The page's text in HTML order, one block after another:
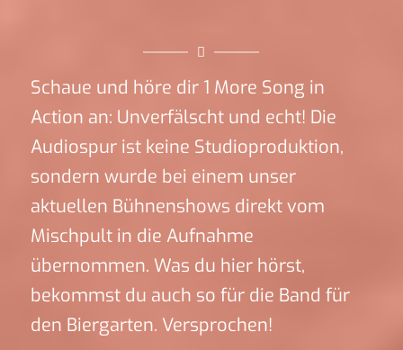
Schaue und höre dir 1 More Song in
Action an: Unverfälscht und echt! Die
Audiospur ist keine Studioproduktion,
sondern wurde bei einem unser
aktuellen Bühnenshows direkt vom
Mischpult in die Aufnahme
übernommen. Was du hier hörst,
bekommst du auch so für die Band für
den Biergarten. Versprochen!